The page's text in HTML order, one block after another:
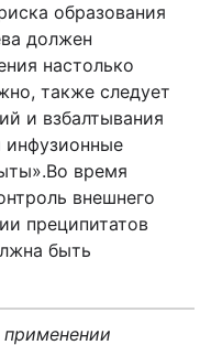
образования
должен
настолько
также следует
и взбалтывания
инфузионные
время
внешнего
преципитатов
быть